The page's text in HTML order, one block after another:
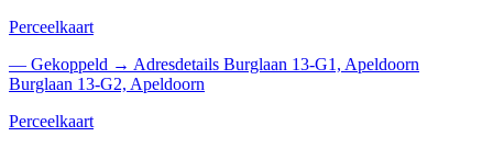
Perceelkaart
— Gekoppeld → Adresdetails Burglaan 13-G1, Apeldoorn
Burglaan 13-G2, Apeldoorn
Perceelkaart